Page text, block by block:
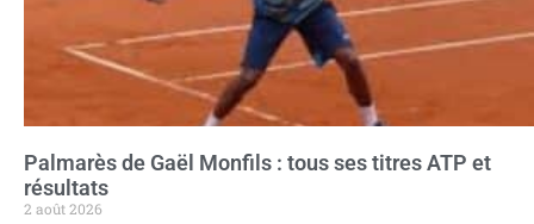
Palmarès de Gaël Monfils : tous ses titres ATP et
résultats
2 août 2026